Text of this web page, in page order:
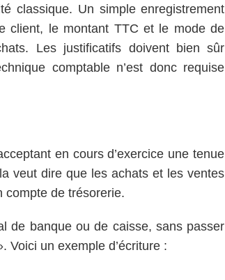
classique. Un simple enregistrement
client, le montant TTC et le mode de
Les justificatifs doivent bien sûr
comptable n’est donc requise
en cours d’exercice une tenue
veut dire que les achats et les ventes
compte de trésorerie.
de banque ou de caisse, sans passer
Voici un exemple d’écriture :